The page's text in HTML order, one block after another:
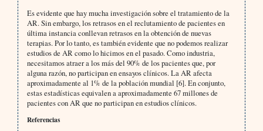
Es evidente que hay mucha investigación sobre el tratamiento de la
AR. Sin embargo, los retrasos en el reclutamiento de pacientes en
última instancia conllevan retrasos en la obtención de nuevas
terapias. Por lo tanto, es también evidente que no podemos realizar
estudios de AR como lo hicimos en el pasado. Como industria,
necesitamos atraer a los más del 90% de los pacientes que, por
alguna razón, no participan en ensayos clínicos. La AR afecta
aproximadamente al 1% de la población mundial [6]. En conjunto,
estas estadísticas equivalen a aproximadamente 67 millones de
pacientes con AR que no participan en estudios clínicos.
Referencias